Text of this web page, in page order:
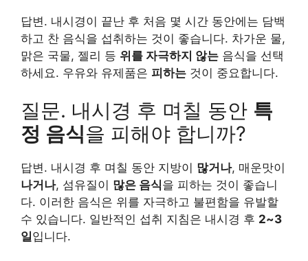
답변. 내시경이 끝난 후 처음 몇 시간 동안에는 담백
하고 찬 음식을 섭취하는 것이 좋습니다. 차가운 물,
맑은 국물, 젤리 등 위를 자극하지 않는 음식을 선택
하세요. 우유와 유제품은 피하는 것이 중요합니다.
질문. 내시경 후 며칠 동안 특
정 음식을 피해야 합니까?
답변. 내시경 후 며칠 동안 지방이 많거나, 매운맛이
나거나, 섬유질이 많은 음식을 피하는 것이 좋습니
다. 이러한 음식은 위를 자극하고 불편함을 유발할
수 있습니다. 일반적인 섭취 지침은 내시경 후 2~3
일입니다.